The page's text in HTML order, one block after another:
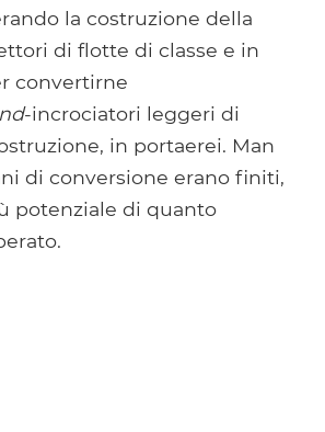
la costruzione della
di flotte di classe e in
convertirne
-incrociatori leggeri di
in portaerei. Man
di conversione erano finiti,
potenziale di quanto